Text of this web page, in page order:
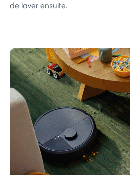
de laver ensuite.